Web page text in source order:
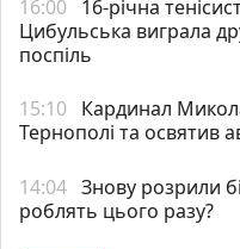
16:00 16-річна
Цибульська виграла
поспіль
15:10 Кардинал
Тернополі та освятив
14:04 Знову розрили
роблять цього разу?